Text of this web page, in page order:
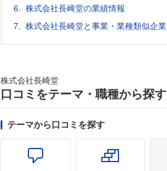
株式会社長崎堂の業績情報
株式会社長崎堂と事業・業種類似企業
株式会社長崎堂
口コミをテーマ・職種から探す
テーマから口コミを探す